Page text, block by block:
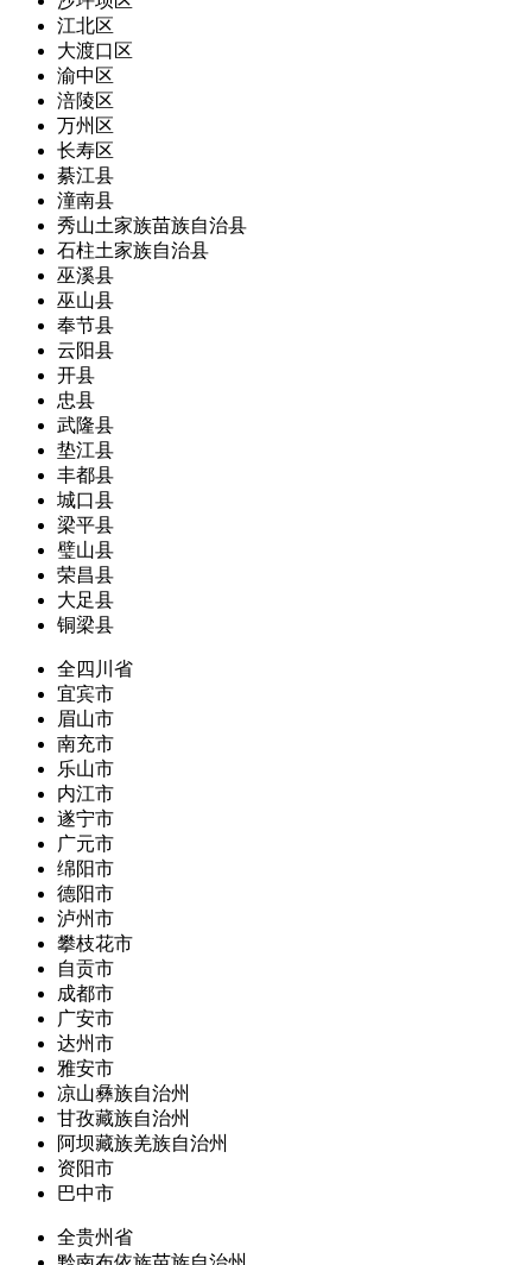
江北区
大渡口区
渝中区
涪陵区
万州区
长寿区
綦江县
潼南县
秀山土家族苗族自治县
石柱土家族自治县
巫溪县
巫山县
奉节县
云阳县
开县
忠县
武隆县
垫江县
丰都县
城口县
梁平县
璧山县
荣昌县
大足县
铜梁县
全四川省
宜宾市
眉山市
南充市
乐山市
内江市
遂宁市
广元市
绵阳市
德阳市
泸州市
攀枝花市
自贡市
成都市
广安市
达州市
雅安市
凉山彝族自治州
甘孜藏族自治州
阿坝藏族羌族自治州
资阳市
巴中市
全贵州省